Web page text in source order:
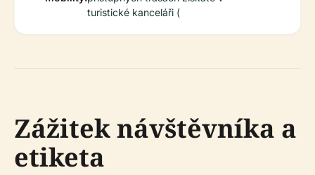
turistické kanceláři (
Zážitek návštěvníka a
etiketa